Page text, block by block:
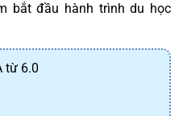
bắt đầu hành trình du học
từ 6.0